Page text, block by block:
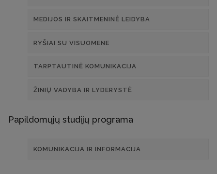
MEDIJOS IR SKAITMENINĖ LEIDYBA
RYŠIAI SU VISUOMENE
TARPTAUTINĖ KOMUNIKACIJA
ŽINIŲ VADYBA IR LYDERYSTĖ
Papildomųjų studijų programa
KOMUNIKACIJA IR INFORMACIJA